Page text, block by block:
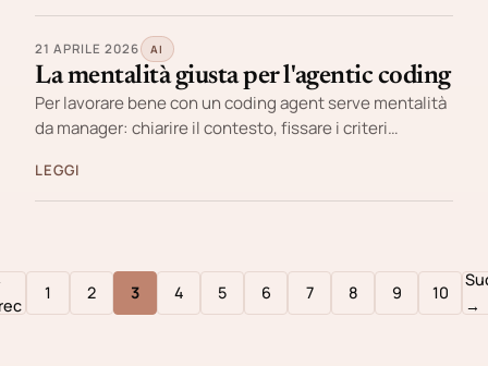
21 APRILE 2026 AI
La mentalità giusta per l'agentic coding
Per lavorare bene con un coding agent serve mentalità
da manager: chiarire il contesto, fissare i criteri…
LEGGI
1 2 3 4 5 6 7 8 9 10
→